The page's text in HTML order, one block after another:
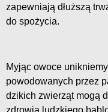
zapewniają dłuższą
do spożycia.
Myjąc owoce
powodowanych przez
dzikich zwierząt mogą